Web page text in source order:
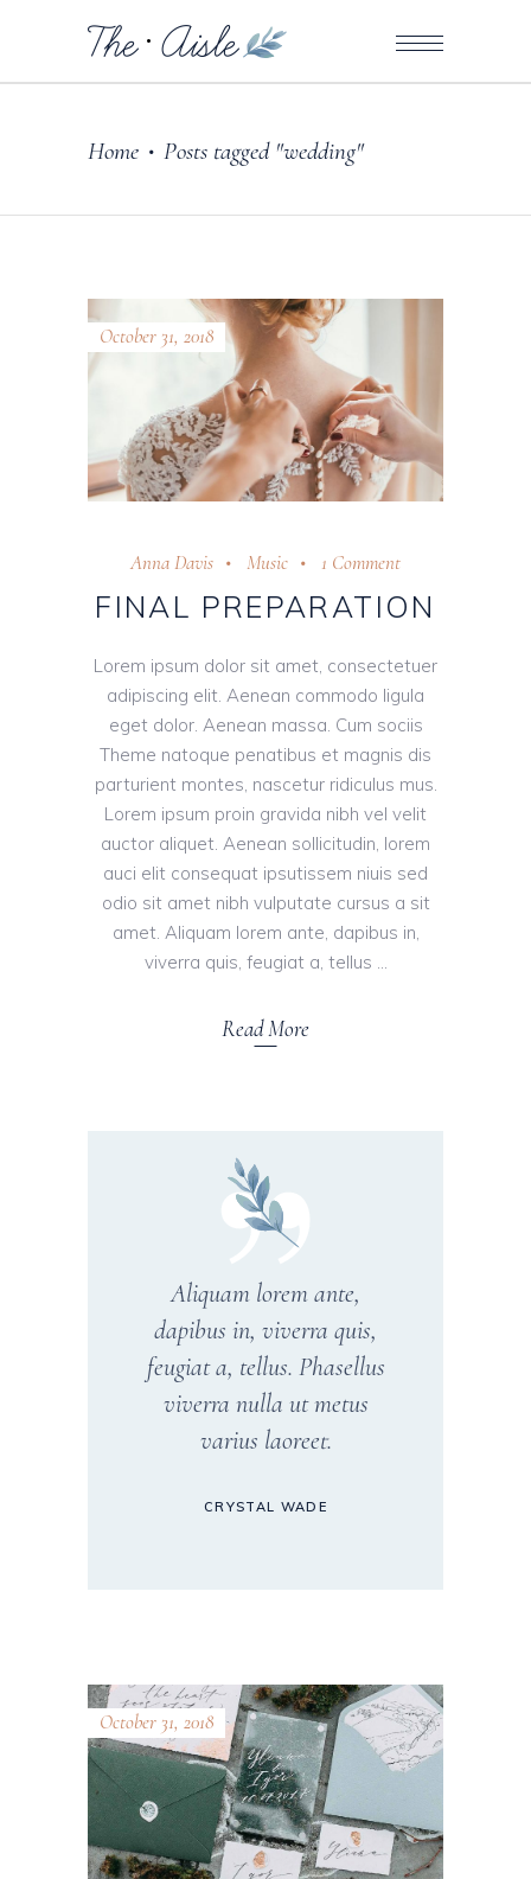
Home • Posts tagged "wedding"
October 31, 2018
Anna Davis Music 1 Comment
FINAL PREPARATION
Lorem ipsum dolor sit amet, consectetuer
adipiscing elit. Aenean commodo ligula
eget dolor. Aenean massa. Cum sociis
Theme natoque penatibus et magnis dis
parturient montes, nascetur ridiculus mus.
Lorem ipsum proin gravida nibh vel velit
auctor aliquet. Aenean sollicitudin, lorem
auci elit consequat ipsutissem niuis sed
odio sit amet nibh vulputate cursus a sit
amet. Aliquam lorem ante, dapibus in,
viverra quis, feugiat a, tellus
Read More
Aliquam lorem ante,
dapibus in, viverra quis,
feugiat a, tellus. Phasellus
viverra nulla ut metus
varius laoreet.
CRYSTAL WADE
October 31, 2018